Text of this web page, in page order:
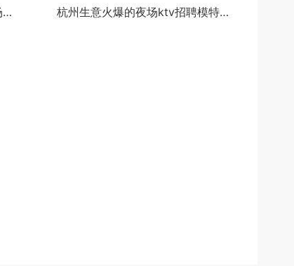
杭州中档酒吧招聘包厢陪唱,夜场如何吸引客人选你？ 杭州生意火爆的夜场ktv招聘模特佳丽,招聘电话多少